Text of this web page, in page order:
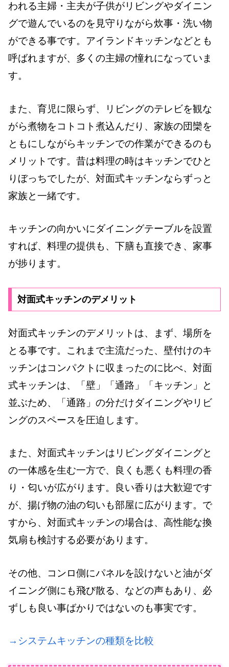
われる主婦・主夫が子供がリビングやダイニン
グで遊んでいるのを見守りながら炊事・洗い物
ができる事です。アイランドキッチンなどとも
呼ばれますが、多くの主婦の憧れになっていま
す。
また、育児に限らず、リビングのテレビを観な
がら煮物をコトコト煮込んだり、家族の団欒を
ともにしながらキッチンでの作業ができるのも
メリットです。昔は料理の時はキッチンでひと
りぼっちでしたが、対面式キッチンならずっと
家族と一緒です。
キッチンの向かいにダイニングテーブルを設置
すれば、料理の提供も、下膳も直接でき、家事
が捗ります。
対面式キッチンのデメリット
対面式キッチンのデメリットは、まず、場所を
とる事です。これまで主流だった、壁付けのキ
ッチンはコンパクトに収まったのに比べ、対面
式キッチンは、「壁」「通路」「キッチン」と
並ぶため、「通路」の分だけダイニングやリビ
ングのスペースを圧迫します。
また、対面式キッチンはリビングダイニングと
の一体感を生む一方で、良くも悪くも料理の香
り・匂いが広がります。良い香りは大歓迎です
が、揚げ物の油の匂いも部屋に広がります。で
すから、対面式キッチンの場合は、高性能な換
気扇も検討する必要があります。
その他、コンロ側にパネルを設けないと油がダ
イニング側にも飛び散る、などの声もあり、必
ずしも良い事ばかりではないのも事実です。
→システムキッチンの種類を比較